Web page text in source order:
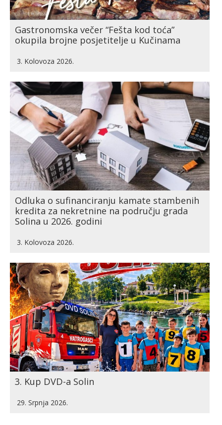
Gastronomska večer “Fešta kod toća”
okupila brojne posjetitelje u Kučinama
3. Kolovoza 2026.
Odluka o sufinanciranju kamate stambenih
kredita za nekretnine na području grada
Solina u 2026. godini
3. Kolovoza 2026.
3. Kup DVD-a Solin
29. Srpnja 2026.